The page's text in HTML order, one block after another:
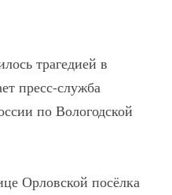
трагедией в
пресс-служба
по Вологодской
Орловской посёлка